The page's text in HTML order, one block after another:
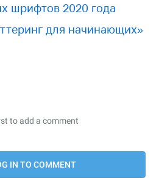
шрифтов 2020 года
для начинающих»